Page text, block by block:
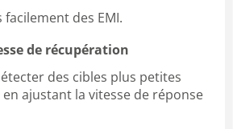
des EMI.
de récupération
des cibles plus petites
ajustant la vitesse de réponse